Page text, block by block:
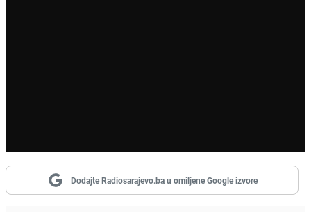
Dodajte Radiosarajevo.ba u omiljene Google izvore